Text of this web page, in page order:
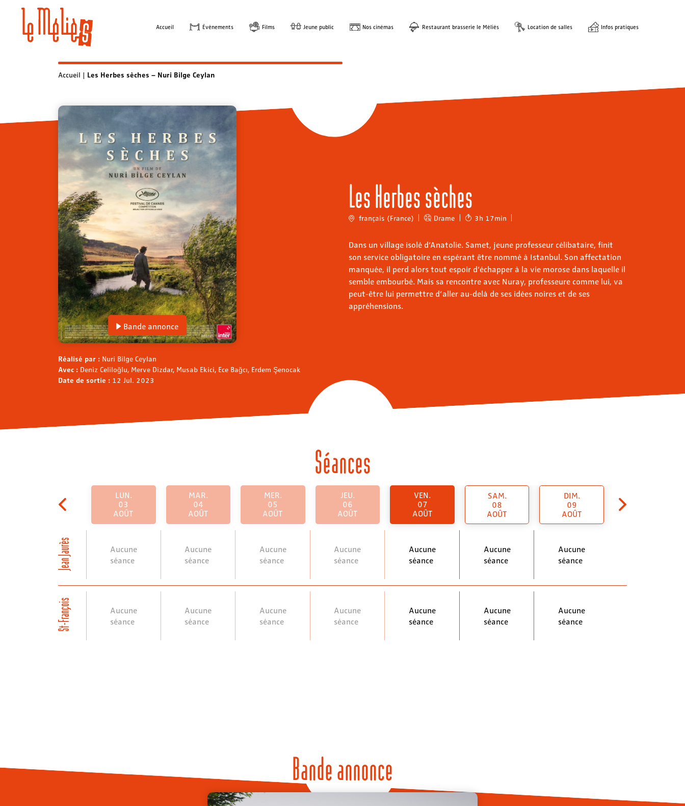
Accueil Évènements Films Jeune public Nos cinémas Restaurant brasserie le Méliès Location de salles Infos pratiques
Accueil | Les Herbes sèches – Nuri Bilge Ceylan
Bande annonce
Réalisé par : Nuri Bilge Ceylan
Avec : Deniz Celiloğlu, Merve Dizdar, Musab Ekici, Ece Bağcı, Erdem Şenocak
Date de sortie : 12 Jul. 2023
Les Herbes sèches
français (France) Drame 3h 17min
Dans un village isolé d’Anatolie. Samet, jeune professeur célibataire, finit
son service obligatoire en espérant être nommé à Istanbul. Son affectation
manquée, il perd alors tout espoir d’échapper à la vie morose dans laquelle il
semble embourbé. Mais sa rencontre avec Nuray, professeure comme lui, va
peut-être lui permettre d’aller au-delà de ses idées noires et de ses
appréhensions.
Séances
Jean Jaurès
St-François
LUN.
03
AOÛT
Aucune
séance
Aucune
séance
MAR.
04
AOÛT
Aucune
séance
Aucune
séance
MER.
05
AOÛT
Aucune
séance
Aucune
séance
JEU.
06
AOÛT
Aucune
séance
Aucune
séance
VEN.
07
AOÛT
Aucune
séance
Aucune
séance
SAM.
08
AOÛT
Aucune
séance
Aucune
séance
DIM.
09
AOÛT
Aucune
séance
Aucune
séance
Bande annonce